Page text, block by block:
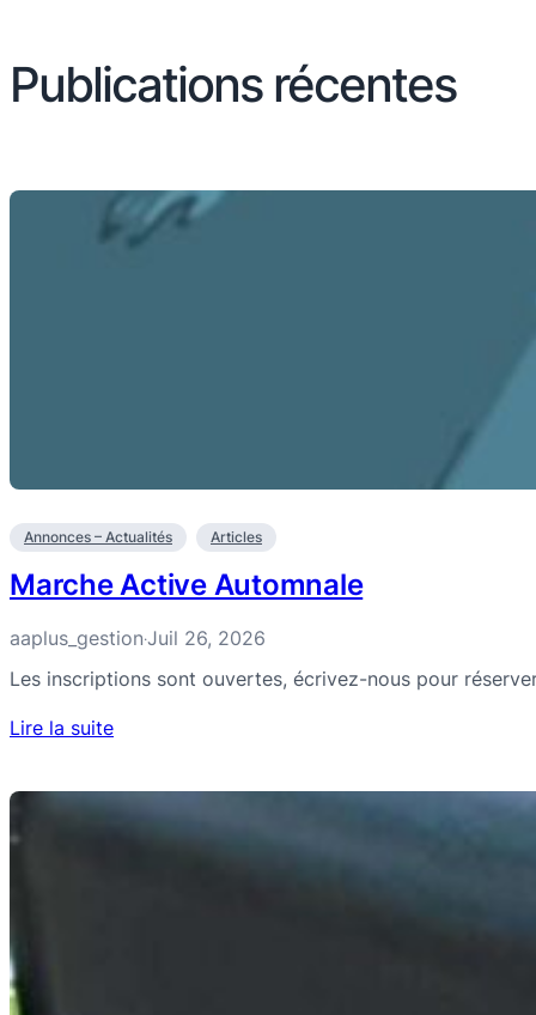
Publications récentes
Annonces – Actualités Articles
Marche Active Automnale
aaplus_gestion·Juil 26, 2026
Les inscriptions sont ouvertes, écrivez-nous pour
Lire la suite